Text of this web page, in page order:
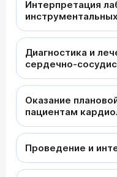
Интерпретация
Диагностика и
сердечно-
Оказание
пациентам
Проведение и